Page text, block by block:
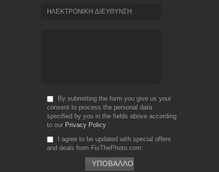
ΗΛΕΚΤΡΟΝΙΚΗ ΔΙΕΥΘΥΝΣΗ
By submitting the form you give us your
consent to process the personal data
specified by you in the fields above according
to our Privacy Policy
I agree to be updated with special offers
and deals from FixThePhoto.com